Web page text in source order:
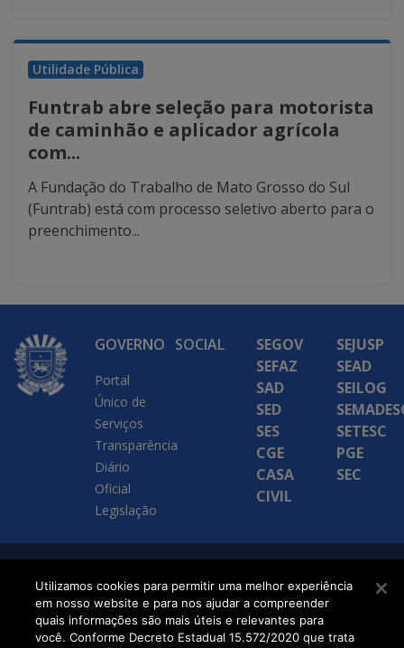
Utilidade Pública
Funtrab abre seleção para motorista
de caminhão e aplicador agrícola
com...
A Fundação do Trabalho de Mato Grosso do Sul
(Funtrab) está com processo seletivo aberto para o
preenchimento...
GOVERNO
Portal
Único de
Serviços
Transparência
Diário
Oficial
Legislação
SOCIAL
SEGOV
SEFAZ
SAD
SED
SES
CGE
CASA
CIVIL
SEJUSP
SEAD
SEILOG
SETESC
PGE
SEC
SETDIG | Secretaria-
Executiva de
Transformação Digital
Utilizamos cookies para permitir uma melhor experiência
em nosso website e para nos ajudar a compreender
quais informações são mais úteis e relevantes para
você. Conforme Decreto Estadual 15.572/2020 que trata